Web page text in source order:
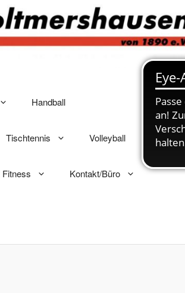
Handball
Tischtennis Volleyball
Fitness Kontakt/Büro